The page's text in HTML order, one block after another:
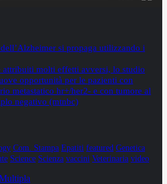
si propaga utilizzando i
attribuiti molti effetti avversi, lo studio
opportunità per le pazienti con
metastatico hr+/her2- e con tumore al
negativo (mtnbc)
Com. Stampa Epatiti featured Genetica
Science Scienza vaccini Veterinaria video